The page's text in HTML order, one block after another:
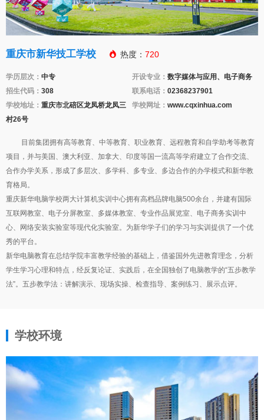
重庆市新华技工学校  热度： 720
学历层次： 中专 开设专业： 数字媒体与应用、电子商务
招生代码： 308 联系电话： 02368237901
学校地址： 重庆市北碚区龙凤桥龙凤三
村26号
学校网址： www.cqxinhua.com
目前集团拥有高等教育、中等教育、职业教育、远程教育和自学助考等教育
项目，并与美国、澳大利亚、加拿大、印度等国一流高等学府建立了合作交流、
合作办学关系，形成了多层次、多学科、多专业、多边合作的办学模式和新华教
育格局。
重庆新华电脑学校两大计算机实训中心拥有高档品牌电脑500余台，并建有国际
互联网教室、电子分屏教室、多媒体教室、专业作品展览室、电子商务实训中
心、网络安装实验室等现代化实验室。为新华学子们的学习与实训提供了一个优
秀的平台。
新华电脑教育在总结学院丰富教学经验的基础上，借鉴国外先进教育理念，分析
学生学习心理和特点，经反复论证、实践后，在全国独创了电脑教学的“五步教学
法”。五步教学法：讲解演示、现场实操、检查指导、案例练习、展示点评。
学校环境